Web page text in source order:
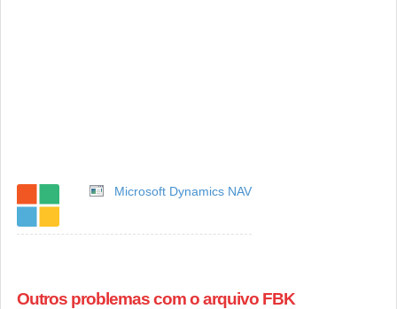
Microsoft Dynamics NAV
Outros problemas com o arquivo FBK